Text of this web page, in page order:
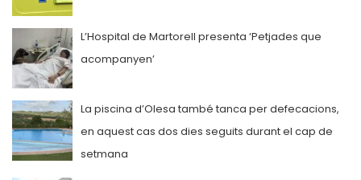
L’Hospital de Martorell presenta ‘Petjades que
acompanyen’
La piscina d’Olesa també tanca per defecacions,
en aquest cas dos dies seguits durant el cap de
setmana